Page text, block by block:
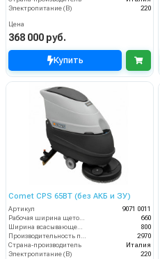
Электропитание (В)
220
Цена
368 000 руб.
Купить
Comet CPS 65BT (без АКБ и ЗУ)
Артикул
9071 0011
660
800
2970
Страна-производитель
Италия
Электропитание (В)
220